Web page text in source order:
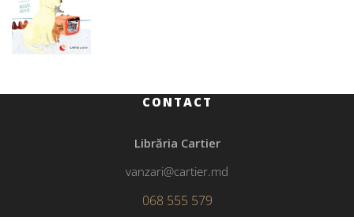
CONTACT
Librăria Cartier
vanzari@cartier.md
068 555 579